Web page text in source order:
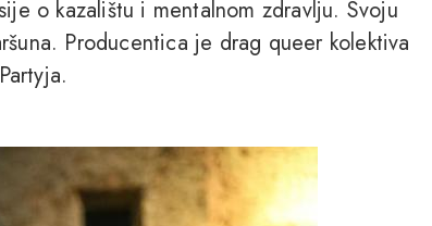
o kazalištu i mentalnom zdravlju. Svoju
Producentica je drag queer kolektiva